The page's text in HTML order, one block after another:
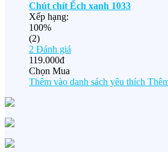
Chút chít Ếch xanh 1033
Xếp hạng:
100%
(2)
2 Đánh giá
119.000đ
Chọn Mua
Thêm vào danh sách yêu thích